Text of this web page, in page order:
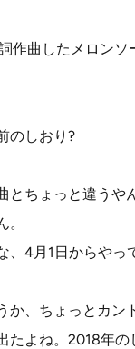
作曲したメロンソ
のしおり?
ちょっと違うや
、4月1日からや
か、ちょっとカ
よね。2018年の